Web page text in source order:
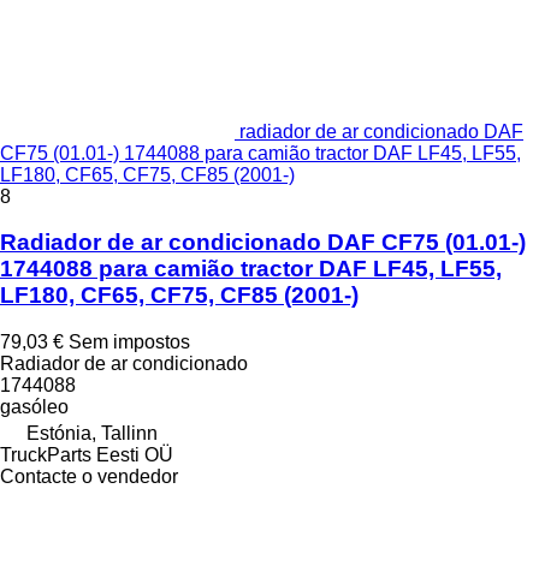
radiador de ar condicionado DAF
CF75 (01.01-) 1744088 para camião tractor DAF LF45, LF55,
LF180, CF65, CF75, CF85 (2001-)
8
Radiador de ar condicionado DAF CF75 (01.01-)
1744088 para camião tractor DAF LF45, LF55,
LF180, CF65, CF75, CF85 (2001-)
79,03 € Sem impostos
Radiador de ar condicionado
1744088
gasóleo
Estónia, Tallinn
TruckParts Eesti OÜ
Contacte o vendedor